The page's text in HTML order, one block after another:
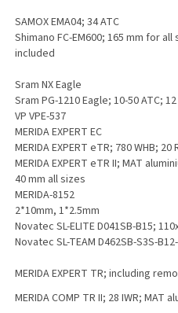
SAMOX EMA04; 34 ATC
Shimano FC-EM600; 165 mm for all
included
Sram NX Eagle
Sram PG-1210 Eagle; 10-50 ATC; 12
VP VPE-537
MERIDA EXPERT EC
MERIDA EXPERT eTR; 780 WHB; 20
MERIDA EXPERT eTR II; MAT
40 mm all sizes
MERIDA-8152
2*10mm, 1*2.5mm
Novatec SL-ELITE D041SB-B15;
Novatec SL-TEAM D462SB-S3S-
MERIDA EXPERT TR; including
MERIDA COMP TR II; 28 IWR;